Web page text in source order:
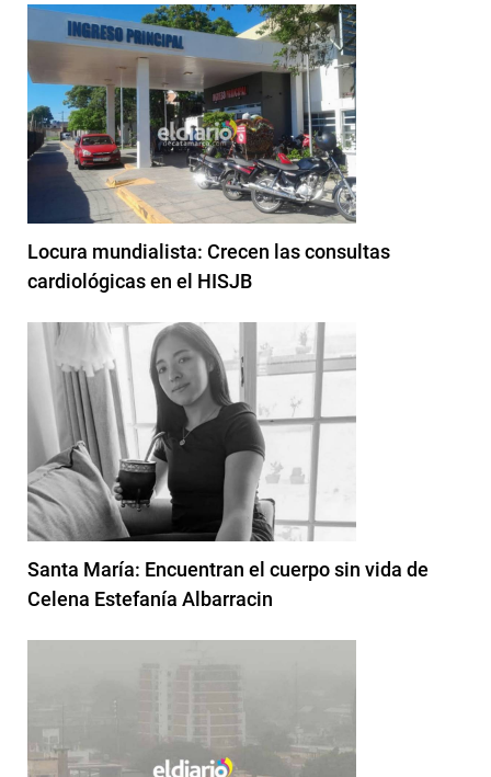
Locura mundialista: Crecen las consultas
cardiológicas en el HISJB
Santa María: Encuentran el cuerpo sin vida de
Celena Estefanía Albarracin